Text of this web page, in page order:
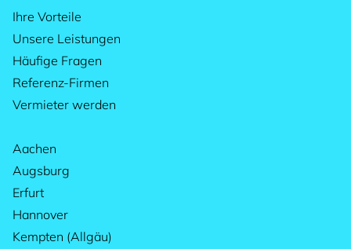
Ihre Vorteile
Unsere Leistungen
Häufige Fragen
Referenz-Firmen
Vermieter werden
Aachen
Augsburg
Erfurt
Hannover
Kempten (Allgäu)